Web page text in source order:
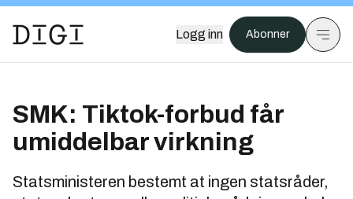
Logg inn Abonner
SMK: Tiktok-forbud får
umiddelbar virkning
Statsministeren bestemt at ingen statsråder,